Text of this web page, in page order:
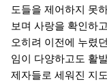
도들을 제어하지 못
보며 사랑을 확인하
오히려 이전에 누렸
임이 다양하고도 활
제자들로 세워진 지